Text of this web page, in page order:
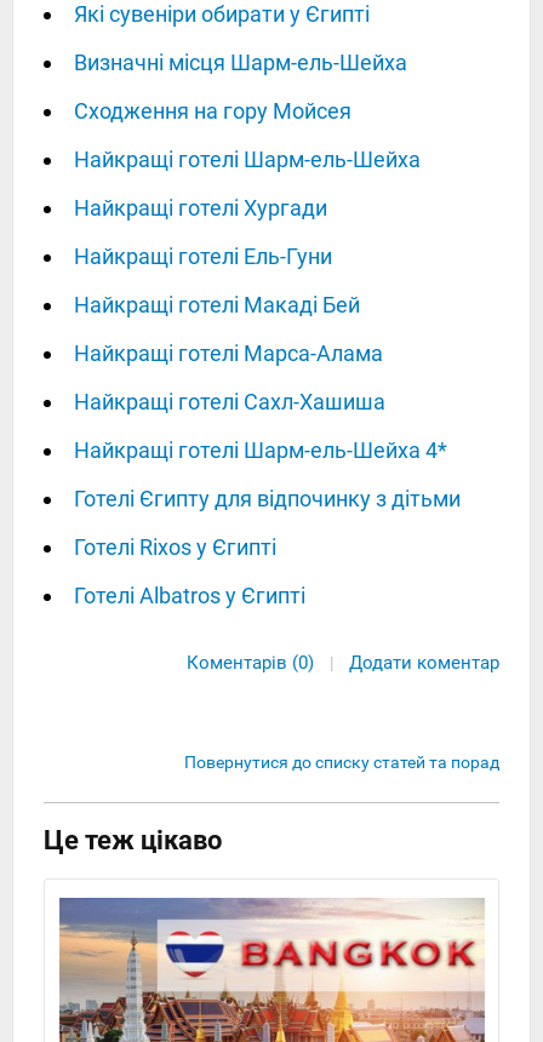
Які сувеніри обирати у Єгипті
Визначні місця Шарм-ель-Шейха
Сходження на гору Мойсея
Найкращі готелі Шарм-ель-Шейха
Найкращі готелі Хургади
Найкращі готелі Ель-Гуни
Найкращі готелі Макаді Бей
Найкращі готелі Марса-Алама
Найкращі готелі Сахл-Хашиша
Найкращі готелі Шарм-ель-Шейха 4*
Готелі Єгипту для відпочинку з дітьми
Готелі Rixos у Єгипті
Готелі Albatros у Єгипті
Коментарів (0) | Додати коментар
Повернутися до списку статей та порад
Це теж цікаво